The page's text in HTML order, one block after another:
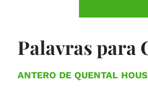
Palavras para
ANTERO DE QUENTAL